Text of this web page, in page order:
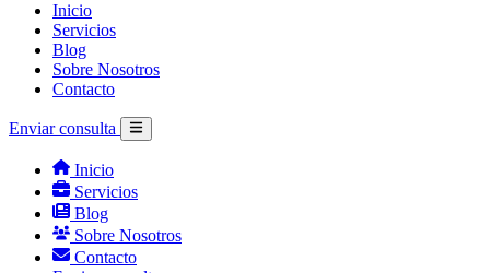
Inicio
Servicios
Blog
Sobre Nosotros
Contacto
Enviar consulta
Inicio
Servicios
Blog
Sobre Nosotros
Contacto